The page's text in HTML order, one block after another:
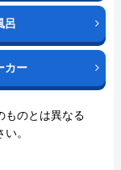
呂
カー
ものとは異なる
。